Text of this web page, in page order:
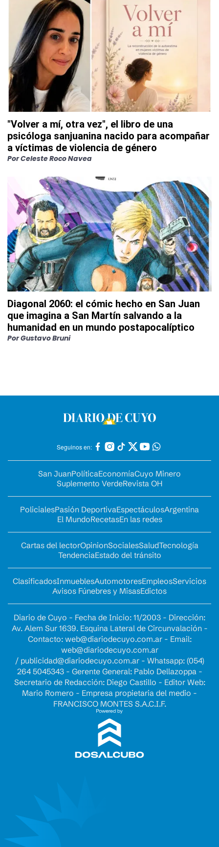
"Volver a mí, otra vez", el libro de una
psicóloga sanjuanina nacido para acompañar
a víctimas de violencia de género
PorCeleste Roco Navea
Diagonal 2060: el cómic hecho en San Juan
que imagina a San Martín salvando a la
humanidad en un mundo postapocalíptico
PorGustavo Bruni
Seguinos en:
San JuanPolíticaEconomíaCuyo Minero
Suplemento VerdeRevista OH
PolicialesPasión DeportivaEspectáculosArgentina
El MundoRecetasEn las redes
Cartas del lectorOpinionSocialesSaludTecnología
TendenciaEstado del tránsito
ClasificadosInmueblesAutomotoresEmpleosServicios
Avisos Fúnebres y MisasEdictos
Diario de Cuyo - Fecha de Inicio: 11/2003 - Dirección:
Av. Alem Sur 1639. Esquina Lateral de Circunvalación -
Contacto: web@diariodecuyo.com.ar- Email:
web@diariodecuyo.com.ar
/ publicidad@diariodecuyo.com.ar- Whatsapp: (054)
264 5045343 - Gerente General: Pablo Dellazoppa -
Secretario de Redacción: Diego Castillo - Editor Web:
Mario Romero - Empresa propietaria del medio -
FRANCISCO MONTES S.A.C.I.F.